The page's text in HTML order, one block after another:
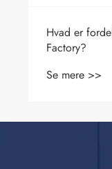
Hvad er
Factory?
Se mere >>